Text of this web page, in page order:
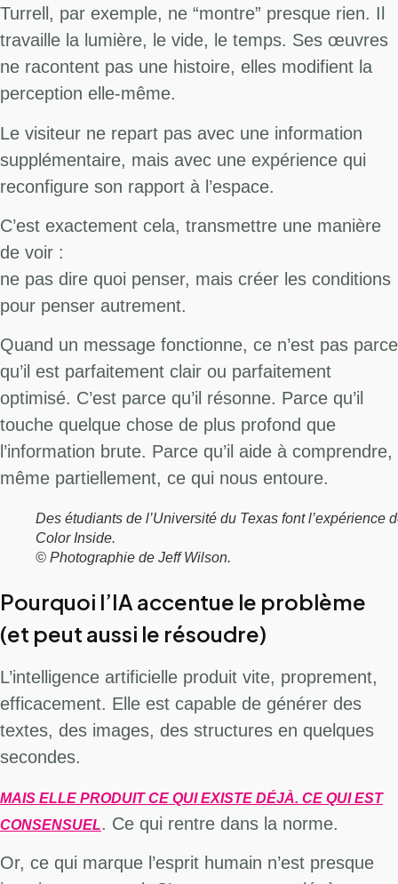
Turrell, par exemple, ne “montre” presque rien. Il
travaille la lumière, le vide, le temps. Ses œuvres
ne racontent pas une histoire, elles modifient la
perception elle-même.
Le visiteur ne repart pas avec une information
supplémentaire, mais avec une expérience qui
reconfigure son rapport à l’espace.
C’est exactement cela, transmettre une manière
de voir :
ne pas dire quoi penser, mais créer les conditions
pour penser autrement.
Quand un message fonctionne, ce n’est pas parce
qu’il est parfaitement clair ou parfaitement
optimisé. C’est parce qu’il résonne. Parce qu’il
touche quelque chose de plus profond que
l’information brute. Parce qu’il aide à comprendre,
même partiellement, ce qui nous entoure.
Des étudiants de l’Université du Texas font l’expérience
Color Inside.
© Photographie de Jeff Wilson.
Pourquoi l’IA accentue le problème
(et peut aussi le résoudre)
L’intelligence artificielle produit vite, proprement,
efficacement. Elle est capable de générer des
textes, des images, des structures en quelques
secondes.
MAIS ELLE PRODUIT CE QUI EXISTE DÉJÀ. CE QUI EST
CONSENSUEL. Ce qui rentre dans la norme.
Or, ce qui marque l’esprit humain n’est presque